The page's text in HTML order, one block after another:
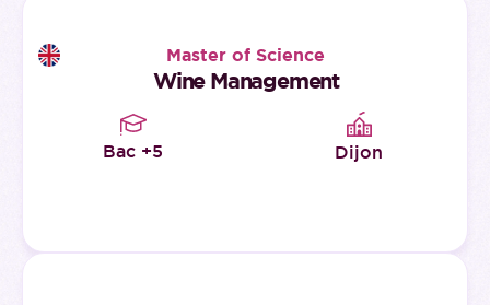
Master of Science
Wine Management
Bac +5 Dijon